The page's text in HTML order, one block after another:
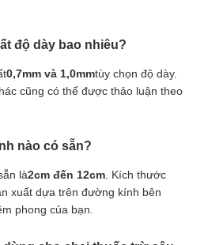
độ dày bao nhiêu?
0,7mm và 1,0mmtùy chọn độ dày.
cũng có thể được thảo luận theo
nào có sẵn?
là2cm đến 12cm . Kích thước
xuất dựa trên đường kính bên
phong của bạn.